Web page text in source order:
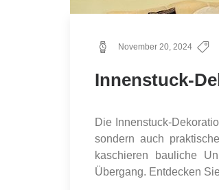
November 20, 2024
Innenstuck-
Die Innenstuck-
sondern auch
kaschieren bauliche
Übergang. Entdecken